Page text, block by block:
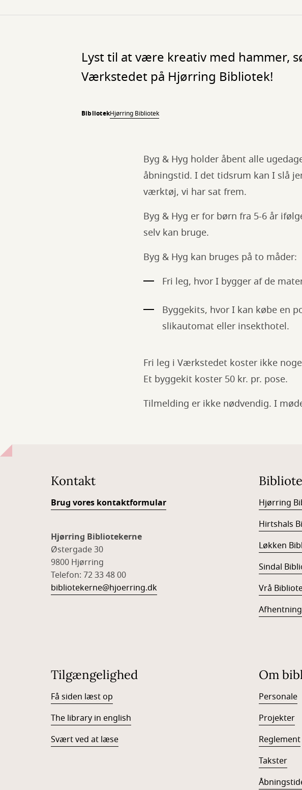
Lyst til at være kreativ med hammer,
Værkstedet på Hjørring Bibliotek!
BibliotekHjørring Bibliotek
Byg & Hyg holder åbent alle
åbningstid. I det tidsrum kan I slå
værktøj, vi har sat frem.
Byg & Hyg er for børn fra 5-6 år
selv kan bruge.
Byg & Hyg kan bruges på to måder:
Fri leg, hvor I bygger af de
Byggekits, hvor I kan købe en
slikautomat eller insekthotel.
Fri leg i Værkstedet koster ikke
Et byggekit koster 50 kr. pr. pose.
Tilmelding er ikke nødvendig. I
Kontakt
Brug vores kontaktformular
Hjørring Bibliotekerne
Østergade 30
9800 Hjørring
Telefon: 72 33 48 00
bibliotekerne@hjoerring.dk
Hjørring
Hirtshals
Løkken
Sindal
Vrå
Tilgængelighed
Få siden læst op
The library in english
Svært ved at læse
Om
Personale
Projekter
Reglement
Takster